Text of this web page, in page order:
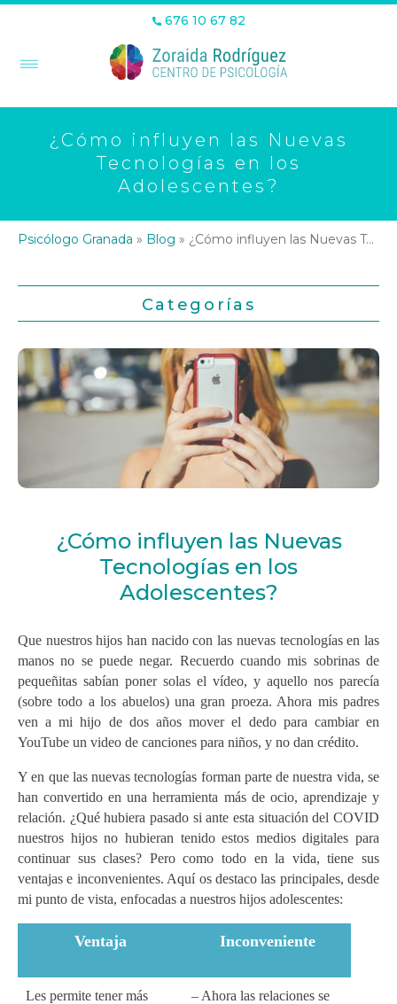
676 10 67 82
¿Cómo influyen las Nuevas
Tecnologías en los
Adolescentes?
Psicólogo Granada » Blog » ¿Cómo influyen las Nuevas Tecnologías en los Adolescentes?
Categorías
¿Cómo influyen las Nuevas
Tecnologías en los
Adolescentes?
Que nuestros hijos han nacido con las nuevas tecnologías en las
manos no se puede negar. Recuerdo cuando mis sobrinas de
pequeñitas sabían poner solas el vídeo, y aquello nos parecía
(sobre todo a los abuelos) una gran proeza. Ahora mis padres
ven a mi hijo de dos años mover el dedo para cambiar en
YouTube un video de canciones para niños, y no dan crédito.
Y en que las nuevas tecnologías forman parte de nuestra vida, se
han convertido en una herramienta más de ocio, aprendizaje y
relación. ¿Qué hubiera pasado si ante esta situación del COVID
nuestros hijos no hubieran tenido estos medios digitales para
continuar sus clases? Pero como todo en la vida, tiene sus
ventajas e inconvenientes. Aquí os destaco las principales, desde
mi punto de vista, enfocadas a nuestros hijos adolescentes:
Ventaja Inconveniente
Les permite tener más
– Ahora las relaciones se